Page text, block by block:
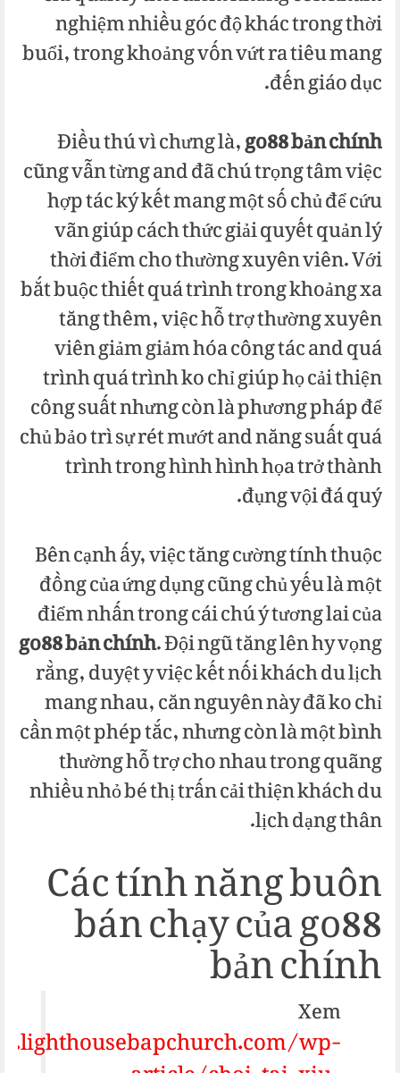
nghiệm nhiều góc độ khác trong thời
buổi, trong khoảng vốn vứt ra tiêu mang
đến giáo dục.
Điều thú vì chưng là,go88 bản chính
cũng vẫn từng and đã chú trọng tâm việc
hợp tác ký kết mang một số chủ để cứu
vãn giúp cách thức giải quyết quản lý
thời điểm cho thường xuyên viên. Với
bắt buộc thiết quá trình trong khoảng xa
tăng thêm, việc hỗ trợ thường xuyên
viên giảm giảm hóa công tác and quá
trình quá trình ko chỉ giúp họ cải thiện
công suất nhưng còn là phương pháp để
chủ bảo trì sự rét mướt and năng suất quá
trình trong hình hình họa trở thành
đụng vội đá quý.
Bên cạnh ấy, việc tăng cường tính thuộc
đồng của ứng dụng cũng chủ yếu là một
điểm nhấn trong cái chú ý tương lai của
go88 bản chính. Đội ngũ tăng lên hy vọng
rằng, duyệt y việc kết nối khách du lịch
mang nhau, căn nguyên này đã ko chỉ
cần một phép tắc, nhưng còn là một bình
thường hỗ trợ cho nhau trong quãng
nhiều nhỏ bé thị trấn cải thiện khách du
lịch dạng thân.
Các tính năng buôn
bán chạy của go88
bản chính
Xem
wp-